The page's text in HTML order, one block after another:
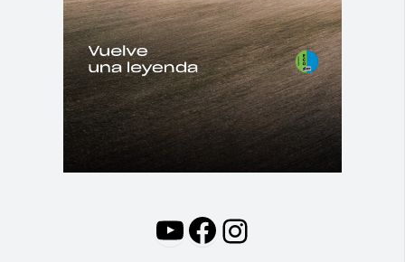
YouTube
Facebook
Instagram